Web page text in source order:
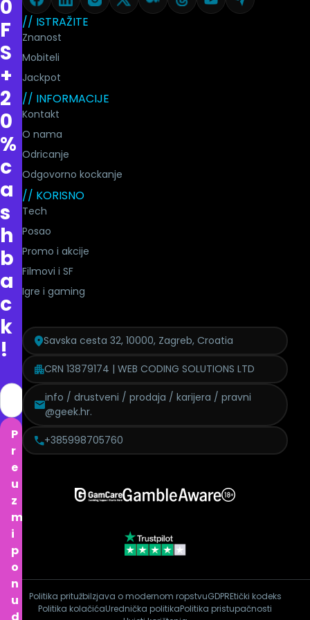
0
F
S
+
2
0
%
c
a
s
h
b
a
c
k
!
P
r
e
u
z
m
i
p
o
n
u
d
// ISTRAŽITE
Znanost
Mobiteli
Jackpot
// INFORMACIJE
Kontakt
O nama
Odricanje
Odgovorno kockanje
// KORISNO
Tech
Posao
Promo i akcije
Filmovi i SF
Igre i gaming
Savska cesta 32, 10000, Zagreb, Croatia
CRN 13879174 | WEB CODING SOLUTIONS LTD
info / drustveni / prodaja / karijera / pravni
@geek.hr.
+385998705760
Politika pritužbiIzjava o modernom ropstvuGDPREtički kodeks
Politika kolačićaUrednička politikaPolitika pristupačnosti